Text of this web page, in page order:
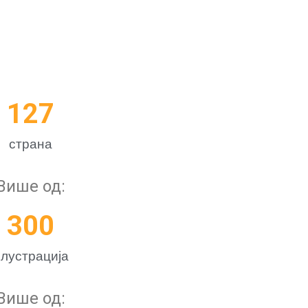
страна
127
од:
300
од: